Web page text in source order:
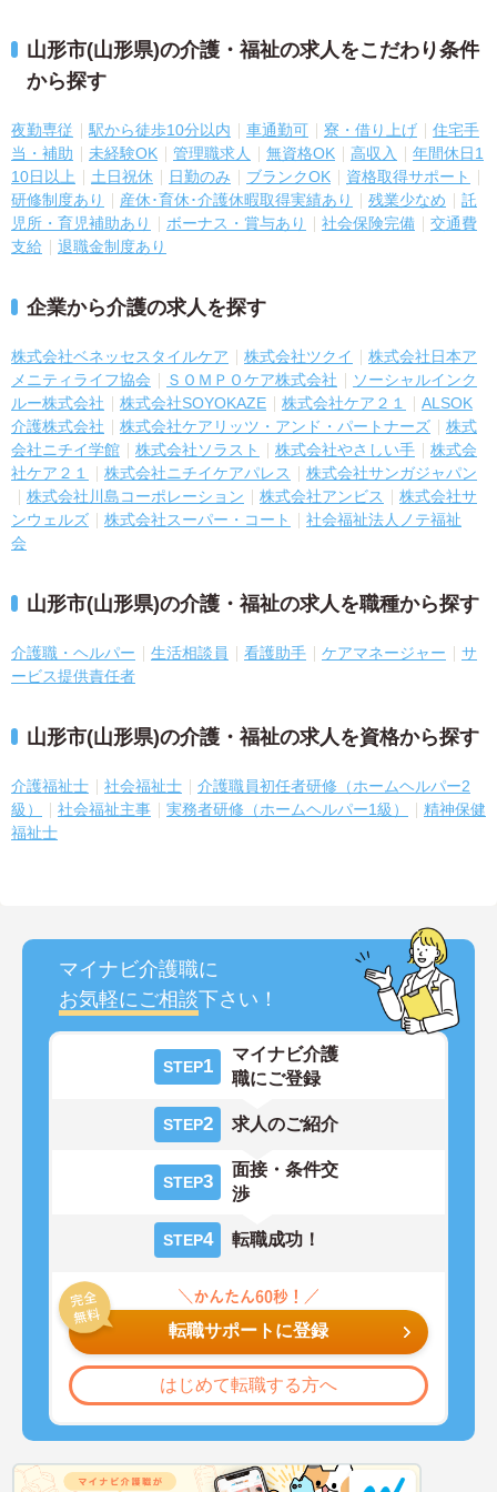
山形市(山形県)の介護・福祉の求人をこだわり条件
から探す
夜勤専従 駅から徒歩10分以内 車通勤可 寮・借り上げ
住宅手
当・補助
未経験OK 管理職求人 無資格OK 高収入
年間休日1
10日以上
土日祝休 日勤のみ ブランクOK
資格取得サポート
研修制度あり
産休･育休･介護休暇取得実績あり 残業少なめ
託
児所・育児補助あり
ボーナス・賞与あり 社会保険完備
交通費
支給
退職金制度あり
企業から介護の求人を探す
株式会社ベネッセスタイルケア 株式会社ツクイ
株式会社日本ア
メニティライフ協会
ＳＯＭＰＯケア株式会社
ソーシャルインク
ルー株式会社
株式会社SOYOKAZE 株式会社ケア２１
ALSOK
介護株式会社
株式会社ケアリッツ・アンド・パートナーズ
株式
会社ニチイ学館
株式会社ソラスト 株式会社やさしい手
株式会
社ケア２１
株式会社ニチイケアパレス
株式会社サンガジャパン
株式会社川島コーポレーション
株式会社アンビス
株式会社サ
ンウェルズ
株式会社スーパー・コート
社会福祉法人ノテ福祉
会
山形市(山形県)の介護・福祉の求人を職種から探す
介護職・ヘルパー 生活相談員 看護助手 ケアマネージャー
サ
ービス提供責任者
山形市(山形県)の介護・福祉の求人を資格から探す
介護福祉士 社会福祉士
介護職員初任者研修（ホームヘルパー2
級）
社会福祉主事 実務者研修（ホームヘルパー1級）
精神保健
福祉士
マイナビ介護職に
お気軽にご相談下さい！
STEP1
マイナビ介護
職にご登録
STEP2 求人のご紹介
STEP3
面接・条件交
渉
STEP4 転職成功！
転職サポートに登録
はじめて転職する方へ